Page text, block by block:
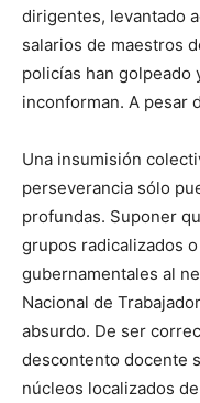
dirigentes, levantado
salarios de maestros
policías han golpeado
inconforman. A pesar
Una insumisión
perseverancia sólo
profundas. Suponer
grupos radicalizados
gubernamentales al
Nacional de
absurdo. De ser
descontento docente
núcleos localizados